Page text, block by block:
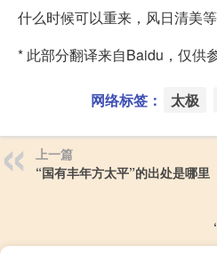
什么时候可以重来，风日清美等
* 此部分翻译来自Baidu，仅供
网络标签： 太极
上一篇
“国有丰年方太平”的出处是哪里